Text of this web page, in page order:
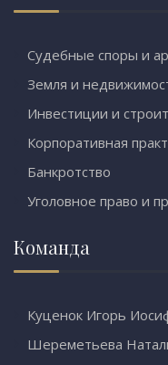
Судебные споры и
Земля и
Инвестиции и
Корпоративная
Банкротство
Уголовное право и
Команда
Куценок Игорь
Шереметьева